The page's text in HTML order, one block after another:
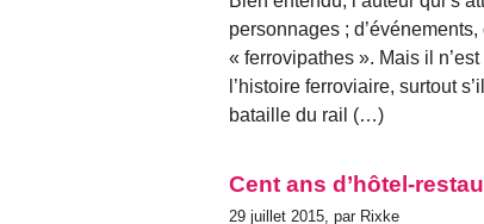
personnages ;
« ferrovipathes ». Mais il
l’histoire ferroviaire, surtout
bataille du rail (…)
Cent ans d’hôtel-
29 juillet 2015, par Rixke